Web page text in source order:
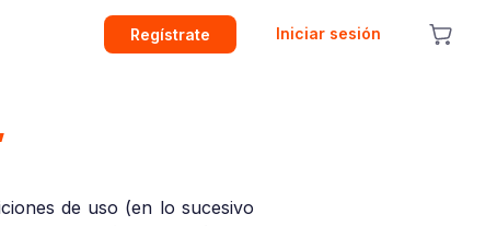
Regístrate Iniciar sesión
de uso (en lo sucesivo